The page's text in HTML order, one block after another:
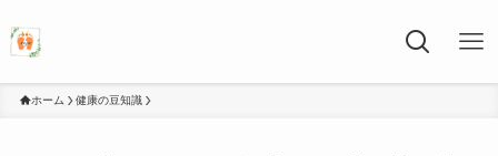
ホーム 健康の豆知識